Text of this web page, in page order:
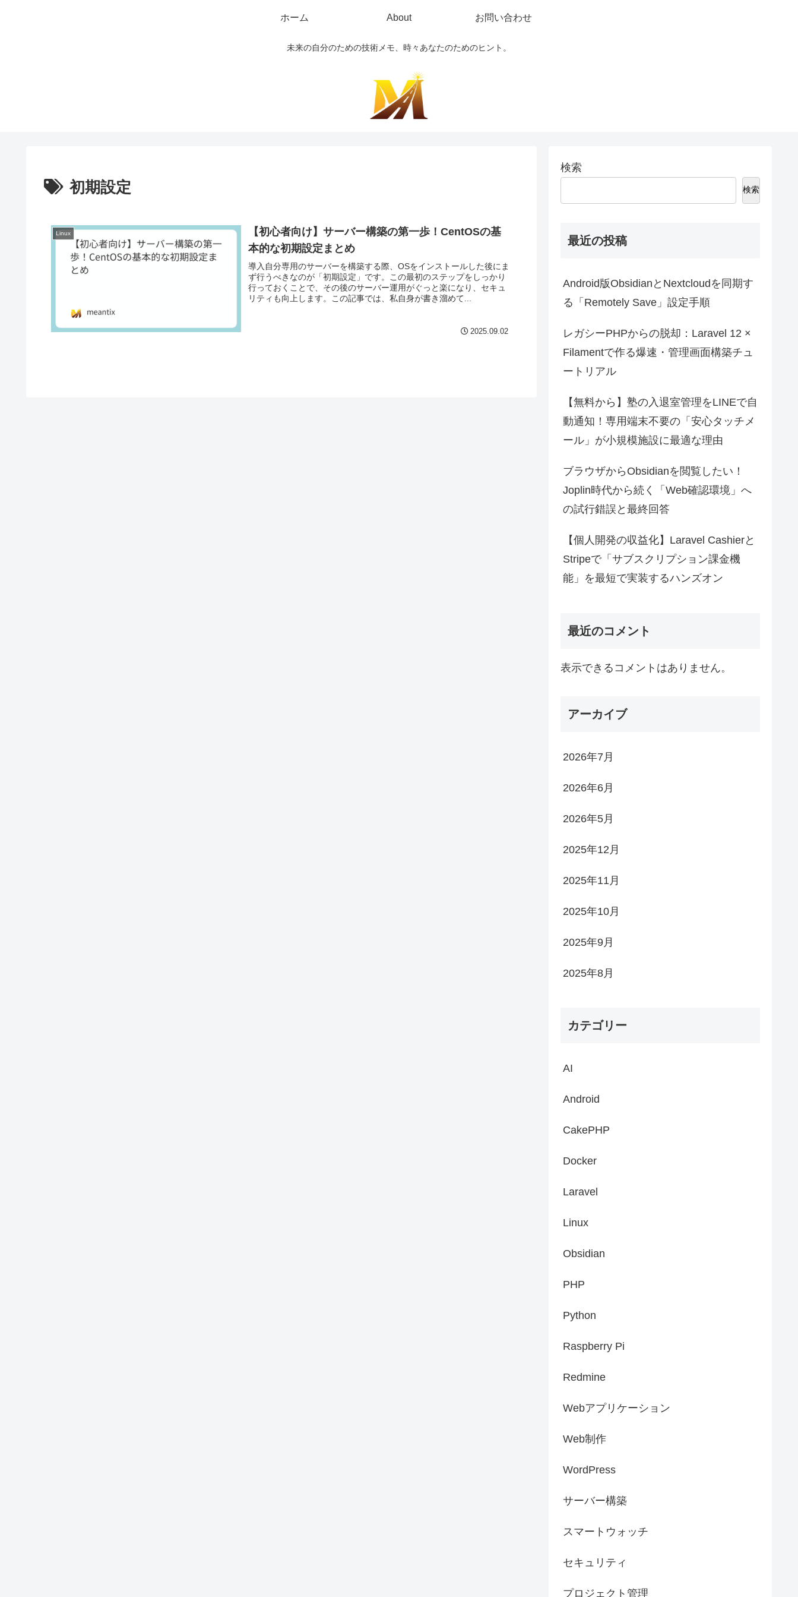
未来の自分のための技術メモ、時々あなたのためのヒント。
ホーム About お問い合わせ
初期設定
Linux
【初心者向け】サーバー構築の第一歩！CentOSの基
本的な初期設定まとめ
導入自分専用のサーバーを構築する際、OSをインストールした後にま
ず行うべきなのが「初期設定」です。この最初のステップをしっかり
行っておくことで、その後のサーバー運用がぐっと楽になり、セキュ
リティも向上します。この記事では、私自身が書き溜めて...
2025.09.02
検索
検索
最近の投稿
Android版ObsidianとNextcloudを同期す
る「Remotely Save」設定手順
レガシーPHPからの脱却：Laravel 12 ×
Filamentで作る爆速・管理画面構築チュ
ートリアル
【無料から】塾の入退室管理をLINEで自
動通知！専用端末不要の「安心タッチメ
ール」が小規模施設に最適な理由
ブラウザからObsidianを閲覧したい！
Joplin時代から続く「Web確認環境」へ
の試行錯誤と最終回答
【個人開発の収益化】Laravel Cashierと
Stripeで「サブスクリプション課金機
能」を最短で実装するハンズオン
最近のコメント
表示できるコメントはありません。
アーカイブ
2026年7月
2026年6月
2026年5月
2025年12月
2025年11月
2025年10月
2025年9月
2025年8月
カテゴリー
AI
Android
CakePHP
Docker
Laravel
Linux
Obsidian
PHP
Python
Raspberry Pi
Redmine
Webアプリケーション
Web制作
WordPress
サーバー構築
スマートウォッチ
セキュリティ
プロジェクト管理